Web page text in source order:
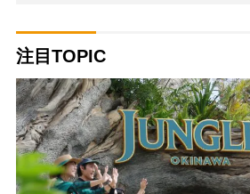
注目TOPIC